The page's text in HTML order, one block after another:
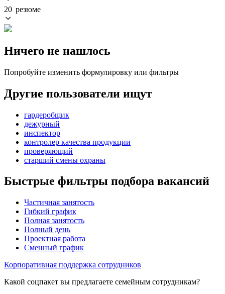
20 резюме
Ничего не нашлось
Попробуйте изменить формулировку или фильтры
Другие пользователи ищут
гардеробщик
дежурный
инспектор
контролер качества продукции
проверяющий
старший смены охраны
Быстрые фильтры подбора вакансий
Частичная занятость
Гибкий график
Полная занятость
Полный день
Проектная работа
Сменный график
Корпоративная поддержка сотрудников
Какой соцпакет вы предлагаете семейным сотрудникам?